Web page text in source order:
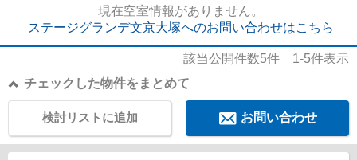
現在空室情報がありません。
ステージグランデ文京大塚へのお問い合わせはこちら
該当公開件数5件 1-5件表示
チェックした物件をまとめて
お問い合わせ
検討リストに追加